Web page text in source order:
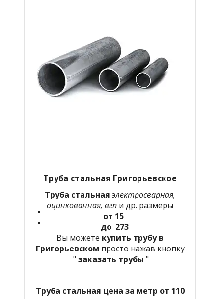
Труба стальная Григорьевское
Труба стальная электросварная,
оцинкованная, вгп и др. размеры
от 15
до 273
Вы можете купить трубу в
Григорьевском просто нажав кнопку
" заказать трубы "
Труба стальная цена за метр от 110